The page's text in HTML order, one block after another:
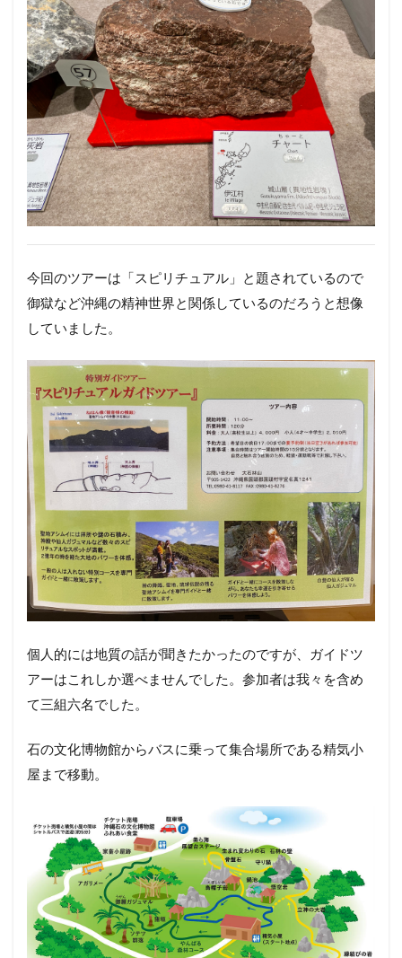
今回のツアーは「スピリチュアル」と題されているので
御獄など沖縄の精神世界と関係しているのだろうと想像
していました。
個人的には地質の話が聞きたかったのですが、ガイドツ
アーはこれしか選べませんでした。参加者は我々を含め
て三組六名でした。
石の文化博物館からバスに乗って集合場所である精気小
屋まで移動。